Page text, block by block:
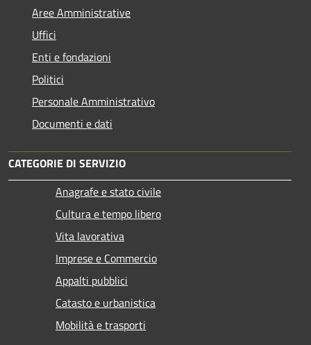
Aree Amministrative
Uffici
Enti e fondazioni
Politici
Personale Amministrativo
Documenti e dati
CATEGORIE DI SERVIZIO
Anagrafe e stato civile
Cultura e tempo libero
Vita lavorativa
Imprese e Commercio
Appalti pubblici
Catasto e urbanistica
Mobilità e trasporti